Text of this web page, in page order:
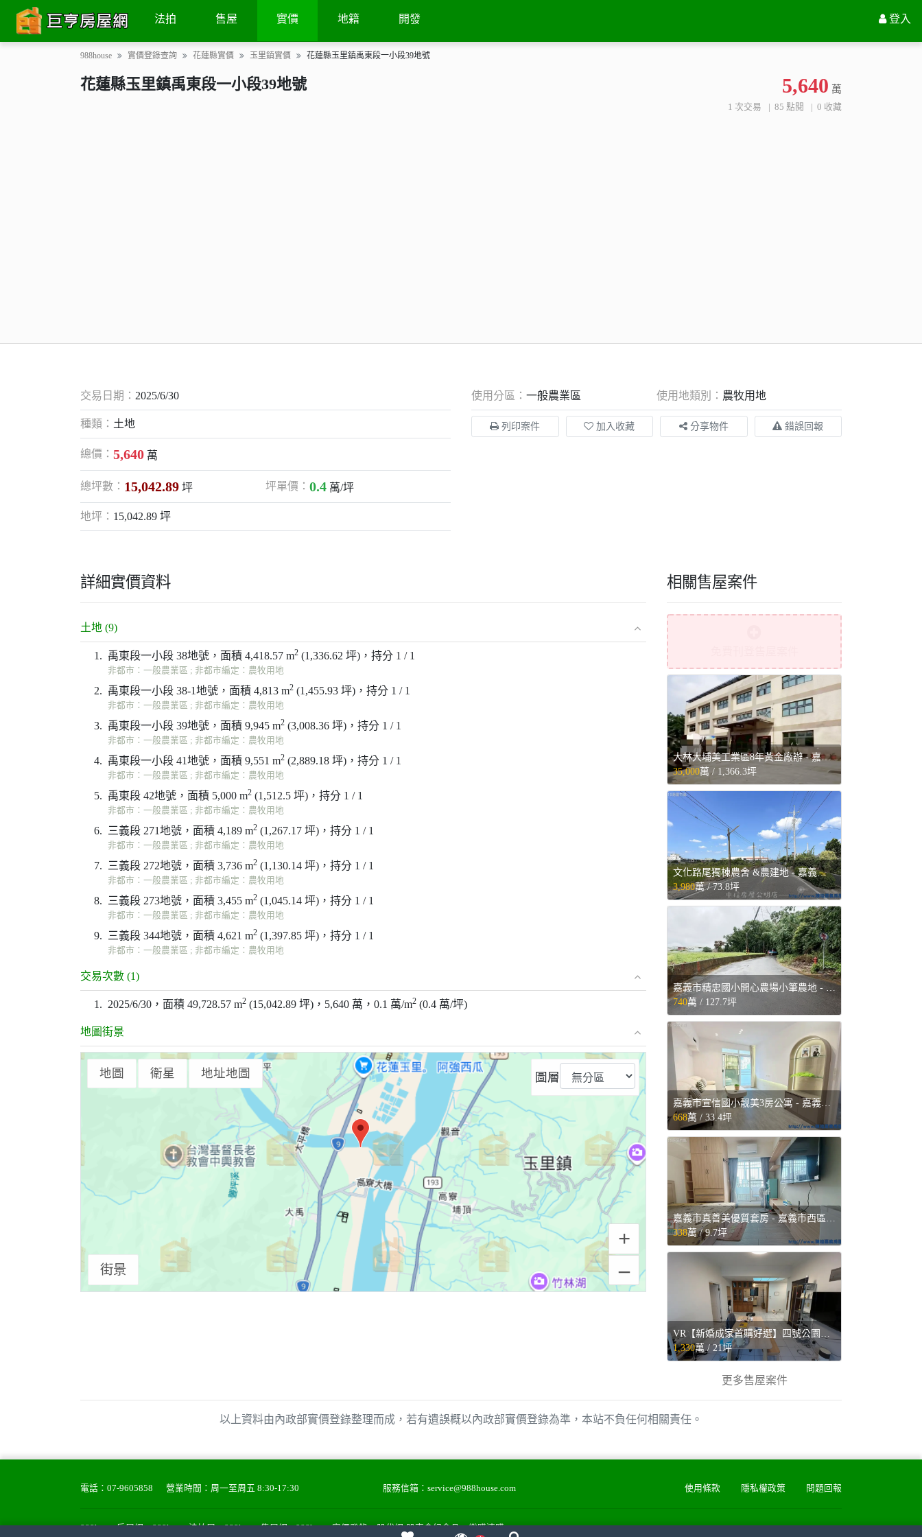
法拍 售屋 實價 地籍 開發 登入
988house 實價登錄查詢 花蓮縣實價 玉里鎮實價 花蓮縣玉里鎮禹東段一小段39地號
土地 交易次數 地圖街景
花蓮縣玉里鎮禹東段一小段39地號 5,640 萬
1 次交易 85 點閱 0 收藏
交易日期： 2025/6/30
種類： 土地
總價： 5,640 萬
總坪數： 15,042.89 坪 坪單價： 0.4 萬/坪
地坪： 15,042.89 坪
使用分區： 一般農業區 使用地類別： 農牧用地
列印案件 加入收藏 分享物件 錯誤回報
詳細實價資料
土地 (9)
1. 禹東段一小段 38地號，面積 4,418.57 m2 (1,336.62 坪)，持分 1 / 1
非都市：一般農業區 ; 非都市編定：農牧用地
2. 禹東段一小段 38-1地號，面積 4,813 m2 (1,455.93 坪)，持分 1 / 1
非都市：一般農業區 ; 非都市編定：農牧用地
3. 禹東段一小段 39地號，面積 9,945 m2 (3,008.36 坪)，持分 1 / 1
非都市：一般農業區 ; 非都市編定：農牧用地
4. 禹東段一小段 41地號，面積 9,551 m2 (2,889.18 坪)，持分 1 / 1
非都市：一般農業區 ; 非都市編定：農牧用地
5. 禹東段 42地號，面積 5,000 m2 (1,512.5 坪)，持分 1 / 1
非都市：一般農業區 ; 非都市編定：農牧用地
6. 三義段 271地號，面積 4,189 m2 (1,267.17 坪)，持分 1 / 1
非都市：一般農業區 ; 非都市編定：農牧用地
7. 三義段 272地號，面積 3,736 m2 (1,130.14 坪)，持分 1 / 1
非都市：一般農業區 ; 非都市編定：農牧用地
8. 三義段 273地號，面積 3,455 m2 (1,045.14 坪)，持分 1 / 1
非都市：一般農業區 ; 非都市編定：農牧用地
9. 三義段 344地號，面積 4,621 m2 (1,397.85 坪)，持分 1 / 1
非都市：一般農業區 ; 非都市編定：農牧用地
交易次數 (1)
1. 2025/6/30，面積 49,728.57 m2 (15,042.89 坪)，5,640 萬，0.1 萬/m2 (0.4 萬/坪)
地圖街景
+
–
⤢
地圖 衛星 地址地圖 圖層
街景
相關售屋案件
大林大埔美工業區8年黃金廠辦 - 嘉義縣大林鎮售屋
35,000萬 / 1,366.3坪
文化路尾獨棟農舍 &農建地 - 嘉義縣民雄鄉售屋
3,980萬 /73.8坪
740萬 / 127.7坪
嘉義市宣信國小靓美3房公寓 - 嘉義市東區售屋
668萬 / 33.4坪
338萬 /9.7坪
VR【新婚成家首購好選】四號公園暖心2房◕‿◕寓見忠杏 - 新北市中和區售屋
1,330萬 /21坪
更多售屋案件
以上資料由內政部實價登錄整理而成，若有遺誤概以內政部實價登錄為準，本站不負任何相關責任。
電話： 07-9605858 營業時間：周一至周五 8:30-17:30 服務信箱： service@988house.com 使用條款 隱私權政策 問題回報
988house房屋網 988house法拍屋 988house售屋網 988house實價登錄 股代網-股東會紀念品 樂購速購